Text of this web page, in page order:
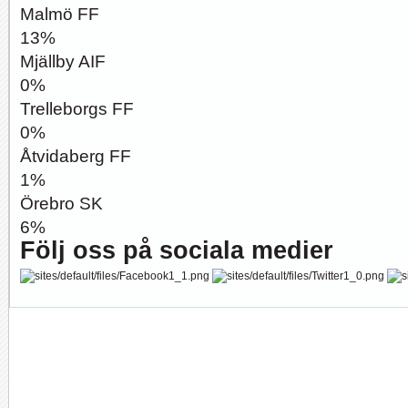
Malmö FF
13%
Mjällby AIF
0%
Trelleborgs FF
0%
Åtvidaberg FF
1%
Örebro SK
6%
Följ oss på sociala medier